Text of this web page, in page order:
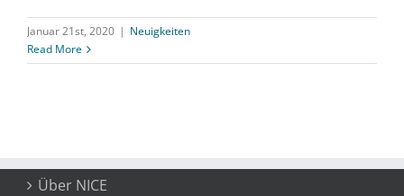
Januar 21st, 2020 | Neuigkeiten
Read More
Über NICE